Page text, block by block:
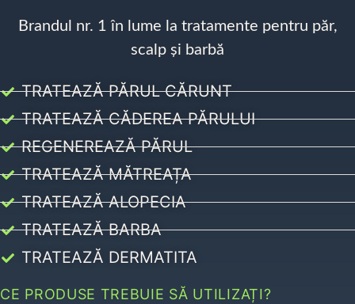
Brandul nr. 1 în lume la tratamente pentru păr,
scalp și barbă
TRATEAZĂ PĂRUL CĂRUNT
TRATEAZĂ CĂDEREA PĂRULUI
REGENEREAZĂ PĂRUL
TRATEAZĂ MĂTREAȚA
TRATEAZĂ ALOPECIA
TRATEAZĂ BARBA
TRATEAZĂ DERMATITA
CE PRODUSE TREBUIE SĂ UTILIZAȚI?